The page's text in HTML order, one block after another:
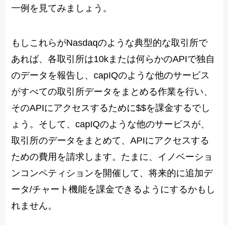
一例を見てみましょう。
もしこれらがNasdaqのような典型的な取引所で
あれば、各取引所は10kまたは何らかのAPIで独自
のデータを報告し、capIQのような他のサービス
がすべての取引所データをまとめる作業を行い、
そのAPIにアクセスするために$$を課金するでし
ょう。そして、capIQのような他のサービスが、
取引所のデータをまとめて、APIにアクセスする
ための費用を請求します。たまに、イノベーショ
ンコンペティションを開催して、将来的に追加デ
ータ/チャート機能を課金できるようにするかもし
れません。